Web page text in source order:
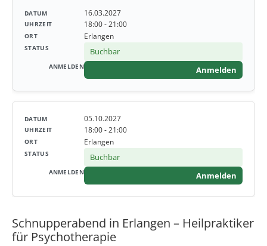
16.03.2027
18:00 - 21:00
Erlangen
Buchbar
Anmelden
05.10.2027
18:00 - 21:00
Erlangen
Buchbar
Anmelden
Schnupperabend in Erlangen – Heilpraktiker
für Psychotherapie